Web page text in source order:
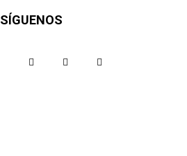
SÍGUENOS